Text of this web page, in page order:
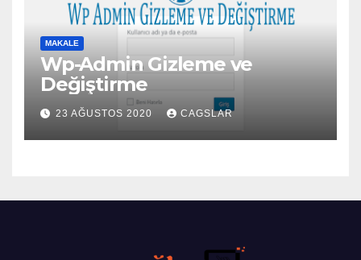
MAKALE
Wp-Admin Gizleme ve
Değiştirme
23 AĞUSTOS 2020 CAGSLAR